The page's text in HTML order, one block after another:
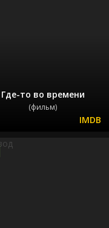
Где-то во времени
(фильм)